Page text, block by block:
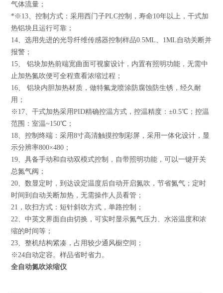
气体流量；
*※13、控制方式：采用西门子PLC控制，寿命10年以上，干式加
热铝块且运行可靠；
14、选用先进的光导纤维传感器控制样品0.5ML、1ML自动关断并
报警；
15、 铝块加热前端宽曲面可视窗设计，内置有照明功能，无需中
止加热氮吹便可全程查看浓缩过程；
16、 铝块内胆加热材质，做特氟龙喷涂防腐蚀防生锈，经久耐
用；
※17、干式加热采用PID精确控温方式，控温精度：±0.5℃；控温
范围：室温~150℃；
18、控制终端：采用8寸高清触摸控制彩屏，采用一体化设计，显
示分辨率800×480；
19、具备手动和自动双模式控制，自带照明功能，可以一键开关
总氮气阀；
20、数显定时，到达设定温度后自动开启氮吹，节省氮气；定时
时间到自动关断加热，无需操作人员看管；
21，吹扫方式：短针斜吹方式，单路控制；
22、中英文界面自由切换，可实时显示氮气压力、水浴温度和浓
缩的时间等；
23、整机结构紧凑，占用较少通风橱空间；
※24自动定容。样品省时省力。
全自动氮吹浓缩仪